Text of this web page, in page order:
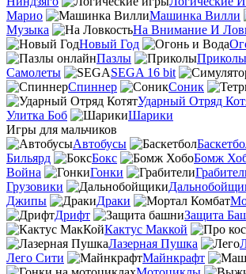
Марио
Машинка Вилли
Музыка
На Внимание И
Новый Год
Пазлы
Приколы
Самолеты
SEGA 16 bit
Спиннер
Соник
Ударный Отряд
Улитка Боб
Шарики
Игры для мальчиков
Автобусы
Бильярд
Бокс
Бомж
Война
Гонки
Грузовики
Джипы
Драки
Дрифт
Защита
Кактус Маккой
Лазерная Пушка
Лего Сити
Майнкрафт